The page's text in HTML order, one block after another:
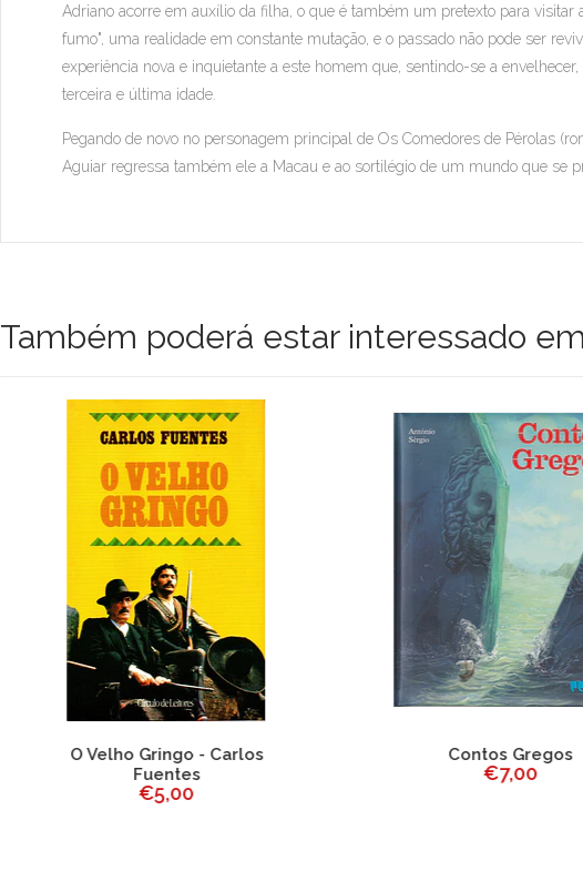
Adriano acorre em auxílio da filha, o que é também um pretexto para
fumo", uma realidade em constante mutação, e o passado não pode ser
experiência nova e inquietante a este homem que, sentindo-se a
terceira e última idade.
Pegando de novo no personagem principal de Os Comedores de Pérolas
Aguiar regressa também ele a Macau e ao sortilégio de um mundo que se
Também poderá estar interessado
O Velho Gringo - Carlos
Fuentes
€5,00
Contos Gregos
€7,00